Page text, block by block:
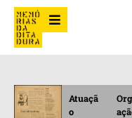
Atuaçã
o